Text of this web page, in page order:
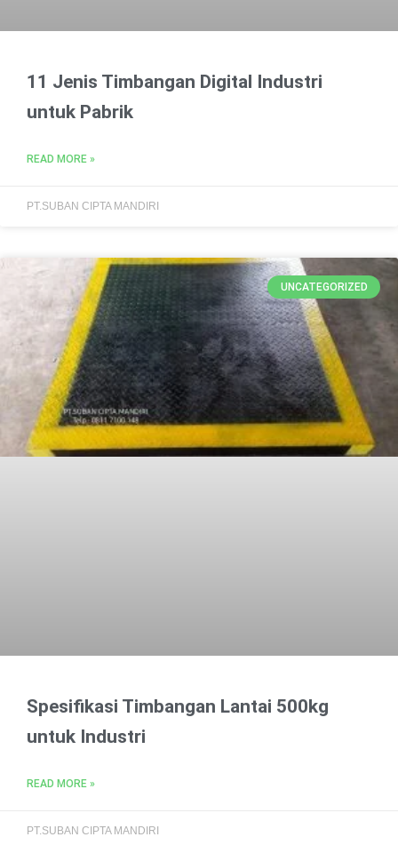
11 Jenis Timbangan Digital Industri
untuk Pabrik
READ MORE »
PT.SUBAN CIPTA MANDIRI
UNCATEGORIZED
Spesifikasi Timbangan Lantai 500kg
untuk Industri
READ MORE »
PT.SUBAN CIPTA MANDIRI